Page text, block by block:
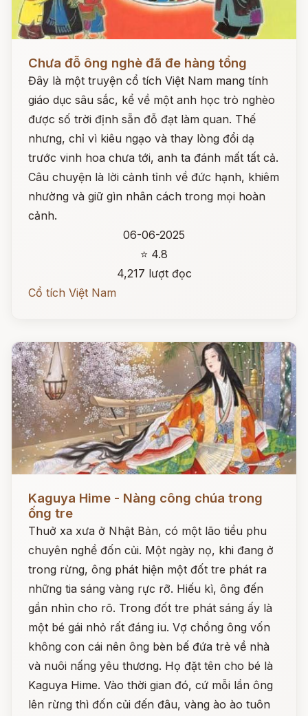
Chưa đỗ ông nghè đã đe hàng tổng
Đây là một truyện cổ tích Việt Nam mang tính
giáo dục sâu sắc, kể về một anh học trò nghèo
được số trời định sẵn đỗ đạt làm quan. Thế
nhưng, chỉ vì kiêu ngạo và thay lòng đổi dạ
trước vinh hoa chưa tới, anh ta đánh mất tất cả.
Câu chuyện là lời cảnh tỉnh về đức hạnh, khiêm
nhường và giữ gìn nhân cách trong mọi hoàn
cảnh.
06-06-2025
⭐ 4.8
4,217 lượt đọc
Cổ tích Việt Nam
Kaguya Hime - Nàng công chúa trong
ống tre
Thuở xa xưa ở Nhật Bản, có một lão tiều phu
chuyên nghề đốn củi. Một ngày nọ, khi đang ở
trong rừng, ông phát hiện một đốt tre phát ra
những tia sáng vàng rực rỡ. Hiếu kì, ông đến
gần nhìn cho rõ. Trong đốt tre phát sáng ấy là
một bé gái nhỏ rất đáng iu. Vợ chồng ông vốn
không con cái nên ông bèn bế đứa trẻ về nhà
và nuôi nấng yêu thương. Họ đặt tên cho bé là
Kaguya Hime. Vào thời gian đó, cứ mỗi lần ông
lên rừng thì đốn củi đến đâu, vàng ào ào tuôn